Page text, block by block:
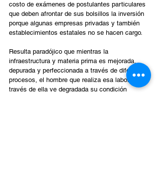
costo de exámenes de postulantes particulares
que deben afrontar de sus bolsillos la inversión
porque algunas empresas privadas y también
establecimientos estatales no se hacen cargo.
Resulta paradójico que mientras la
infraestructura y materia prima es mejorada,
depurada y perfeccionada a través de diferentes
procesos, el hombre que realiza esa labor a
través de ella ve degradada su condición